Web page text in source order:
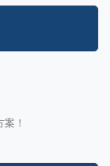
！